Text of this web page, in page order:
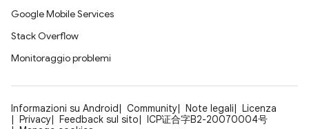
Google Mobile Services
Stack Overflow
Monitoraggio problemi
Informazioni su Android Community Note legali
Licenza
Privacy
Feedback sul sito
ICP证合字B2-20070004号